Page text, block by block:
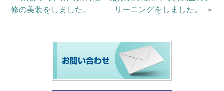
修の美装をしました。
リーニングをしました。
»